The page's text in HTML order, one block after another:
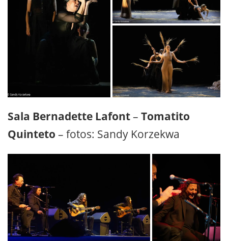
Sala Bernadette Lafont– Tomatito
Quinteto – fotos: Sandy Korzekwa